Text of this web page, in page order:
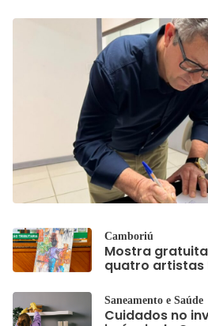
Camboriú
Mostra
quatro artistas
Saneamento e Saúde
Cuidados no